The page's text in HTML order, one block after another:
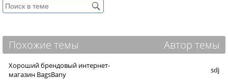
Похожие темы Автор темы
Хороший брендовый интернет-
магазин BagsBany
sdj